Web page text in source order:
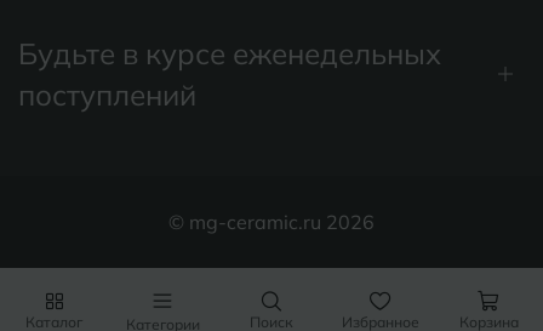
Будьте в курсе еженедельных
поступлений
© mg-ceramic.ru 2026
Каталог Категории Поиск Избранное Корзина